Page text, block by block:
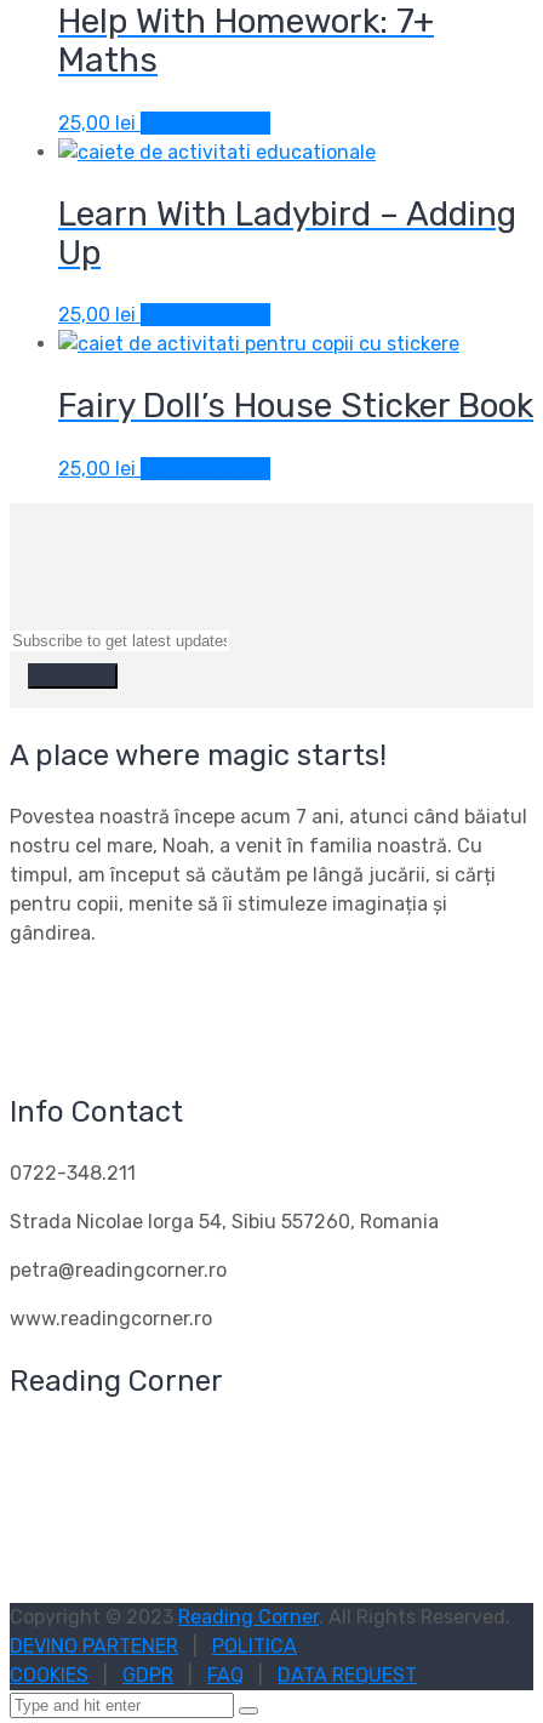
Help With Homework: 7+
Maths
25,00 lei
Learn With Ladybird – Adding
Up
25,00 lei
Fairy Doll’s House Sticker Book
25,00 lei
A place where magic starts!
Povestea noastră începe acum 7 ani, atunci când băiatul
nostru cel mare, Noah, a venit în familia noastră. Cu
timpul, am început să căutăm pe lângă jucării, si cărți
pentru copii, menite să îi stimuleze imaginația și
gândirea.
Info Contact
0722-348.211
Strada Nicolae Iorga 54, Sibiu 557260, Romania
petra@readingcorner.ro
www.readingcorner.ro
Reading Corner
Copyright © 2023 Reading Corner. All Rights Reserved.
DEVINO PARTENER
POLITICA
COOKIES
GDPR FAQ DATA REQUEST